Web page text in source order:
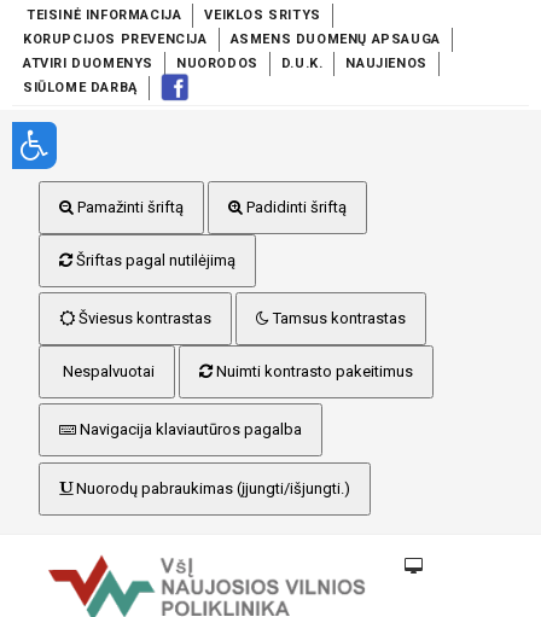
TEISINĖ INFORMACIJA
VEIKLOS SRITYS
KORUPCIJOS PREVENCIJA
ASMENS DUOMENŲ APSAUGA
ATVIRI DUOMENYS
NUORODOS D.U.K.
NAUJIENOS
SIŪLOME DARBĄ
Pamažinti šriftą Padidinti šriftą
Šriftas pagal nutilėjimą
Šviesus kontrastas Tamsus kontrastas
Nespalvuotai Nuimti kontrasto pakeitimus
Navigacija klaviautūros pagalba
Nuorodų pabraukimas (įjungti/išjungti.)